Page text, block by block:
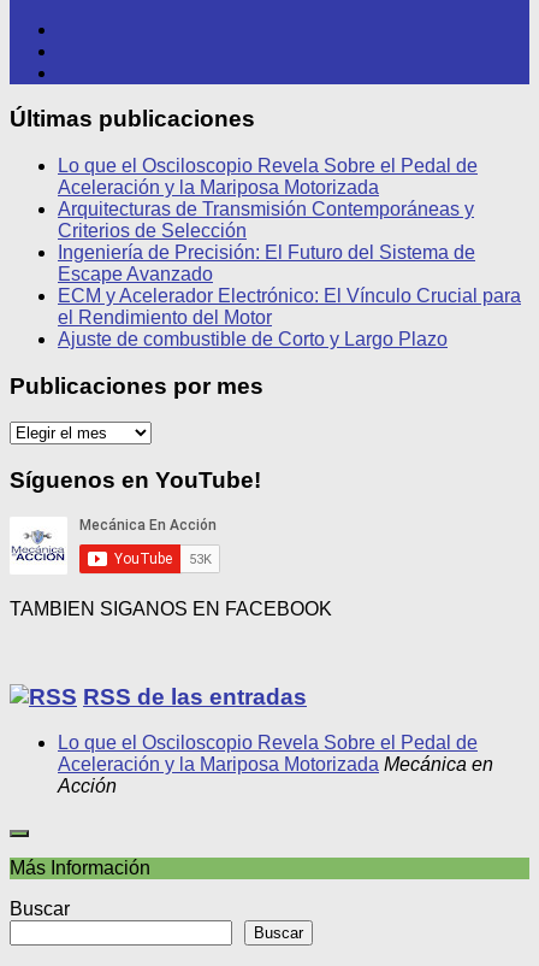
Últimas publicaciones
Lo que el Osciloscopio Revela Sobre el Pedal de
Aceleración y la Mariposa Motorizada
Arquitecturas de Transmisión Contemporáneas y
Criterios de Selección
Ingeniería de Precisión: El Futuro del Sistema de
Escape Avanzado
ECM y Acelerador Electrónico: El Vínculo Crucial para
el Rendimiento del Motor
Ajuste de combustible de Corto y Largo Plazo
Publicaciones por mes
Publicaciones
mes
Síguenos en YouTube!
TAMBIEN SIGANOS EN FACEBOOK
RSS de las entradas
Lo que el Osciloscopio Revela Sobre el Pedal de
Aceleración y la Mariposa Motorizada Mecánica en
Acción
Más Información
Buscar
Buscar